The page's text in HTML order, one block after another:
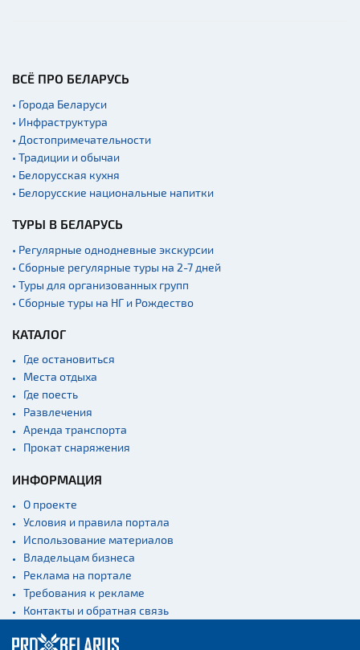
ВСЁ ПРО БЕЛАРУСЬ
• Города Беларуси
• Инфраструктура
• Достопримечательности
• Традиции и обычаи
• Белорусская кухня
• Белорусские национальные напитки
ТУРЫ В БЕЛАРУСЬ
• Регулярные однодневные экскурсии
• Сборные регулярные туры на 2-7 дней
• Туры для организованных групп
• Сборные туры на НГ и Рождество
КАТАЛОГ
Где остановиться
Места отдыха
Где поесть
Развлечения
Аренда транспорта
Прокат снаряжения
ИНФОРМАЦИЯ
О проекте
Условия и правила портала
Использование материалов
Владельцам бизнеса
Реклама на портале
Требования к рекламе
Контакты и обратная связь